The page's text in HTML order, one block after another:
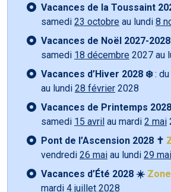
Vacances de la Toussaint
samedi 23 octobre au lundi 8
Vacances de Noël 2027-
samedi 18 décembre 2027 au
Vacances d’Hiver 2028 ❄️: du
au lundi 28 février 2028
Vacances de Printemps
samedi 15 avril au mardi 2 mai
Pont de l’Ascension 2028 ✝️
vendredi 26 mai au lundi 29 mai
Vacances d’Été 2028 ☀️
mardi 4 juillet 2028